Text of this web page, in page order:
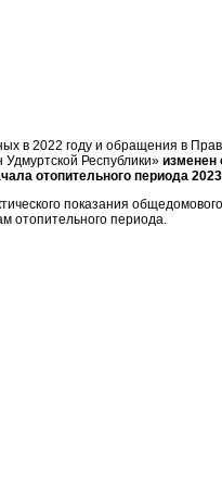
2022 году и обращения в
Республики» изменен
отопительного периода 2023
показания
отопительного периода.